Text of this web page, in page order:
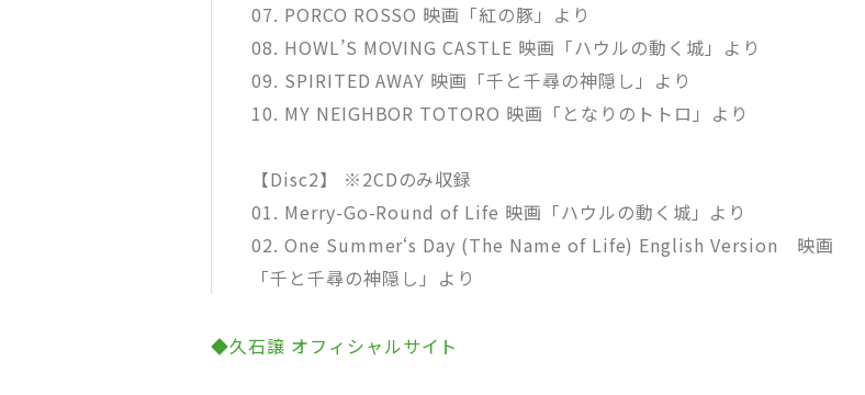
07. PORCO ROSSO 映画「紅の豚」より
08. HOWL’S MOVING CASTLE 映画「ハウルの動く城」より
09. SPIRITED AWAY 映画「千と千尋の神隠し」より
10. MY NEIGHBOR TOTORO 映画「となりのトトロ」より
【Disc2】 ※2CDのみ収録
01. Merry-Go-Round of Life 映画「ハウルの動く城」より
02. One Summer‘s Day (The Name of Life) English Version 映画
「千と千尋の神隠し」より
◆久石譲 オフィシャルサイト